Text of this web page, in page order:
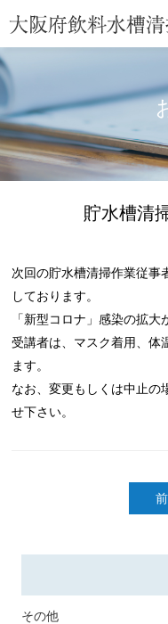
貯水槽清
次回の貯水槽清掃作業従事
しております。
「新型コロナ」感染の拡
受講者は、マスク着用、体
ます。
なお、変更もしくは中止の
せ下さい。
その他